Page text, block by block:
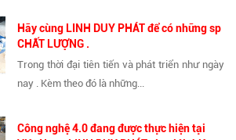
Hãy cùng LINH DUY PHÁT để có những sp
CHẤT LƯỢNG .
Trong thời đại tiên tiến và phát triển như ngày
nay . Kèm theo đó là những...
Công nghệ 4.0 đang được thực hiện tại